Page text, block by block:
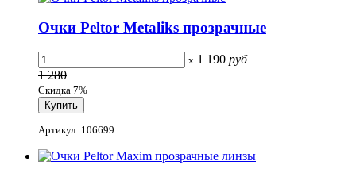
Очки Peltor Metaliks прозрачные
x 1 190 руб
1 280
Скидка 7%
Артикул: 106699